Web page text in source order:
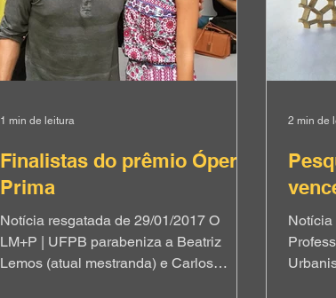
Finalistas do prêmio Ópera
Prima
Notícia resgatada de 29/01/2017 O
LM+P | UFPB parabeniza a Beatriz
Lemos (atual mestranda) e Carlos
1 min de leitura
Notícia
2 min de